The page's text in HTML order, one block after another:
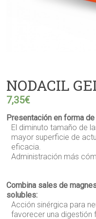
NODACIL
7,35€
Presentación en forma
El diminuto tamaño de
mayor superficie de
eficacia.
Administración más
Combina sales de
solubles:
Acción sinérgica para
favorecer una digestión